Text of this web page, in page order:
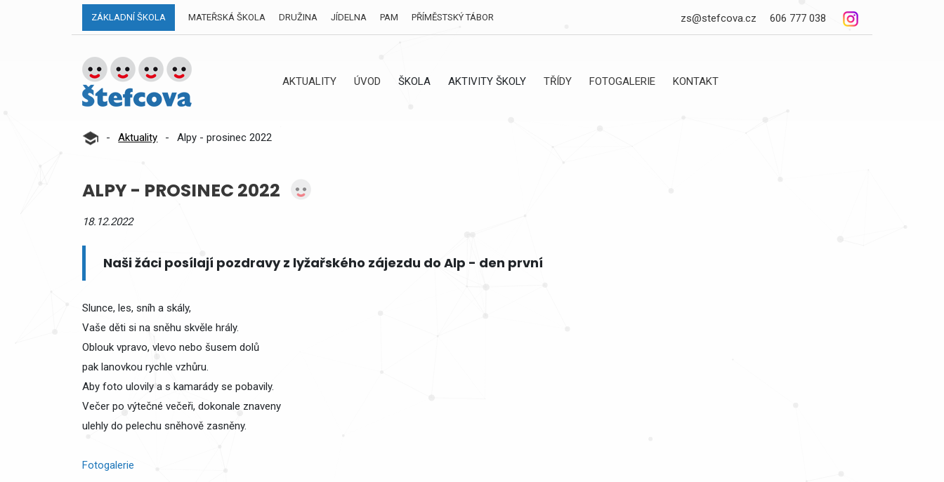
ZÁKLADNÍ ŠKOLA MATEŘSKÁ ŠKOLA DRUŽINA JÍDELNA PAM PŘÍMĚSTSKÝ TÁBOR zs@stefcova.cz 606 777 038
AKTUALITY ÚVOD ŠKOLA AKTIVITY ŠKOLY TŘÍDY FOTOGALERIE KONTAKT
- Aktuality - Alpy - prosinec 2022
ALPY - PROSINEC 2022
18.12.2022
Naši žáci posílají pozdravy z lyžařského zájezdu do Alp - den první
Slunce, les, sníh a skály,
Vaše děti si na sněhu skvěle hrály.
Oblouk vpravo, vlevo nebo šusem dolů
pak lanovkou rychle vzhůru.
Aby foto ulovily a s kamarády se pobavily.
Večer po výtečné večeři, dokonale znaveny
ulehly do pelechu sněhově zasněny.
Fotogalerie